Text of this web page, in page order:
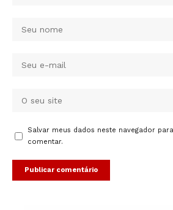
Salvar meus dados neste navegador
comentar.